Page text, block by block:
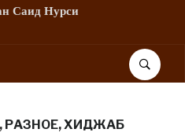
Саид Нурси
, РАЗНОЕ,ХИДЖАБ